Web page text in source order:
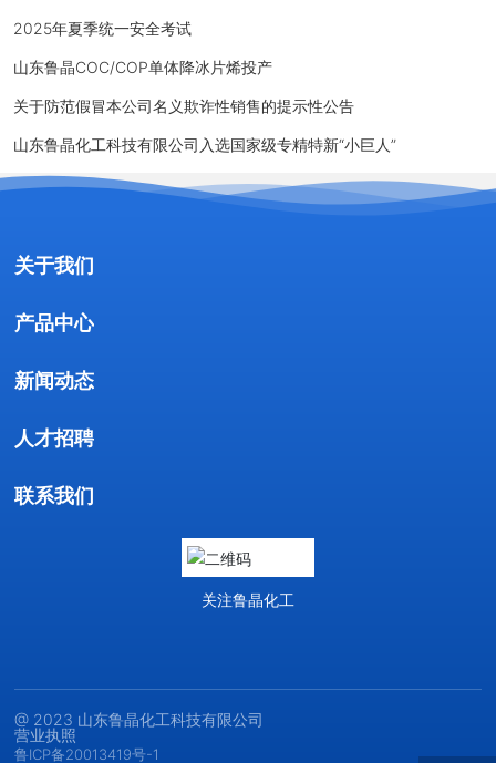
2025年夏季统一安全考试
山东鲁晶COC/COP单体降冰片烯投产
关于防范假冒本公司名义欺诈性销售的提示性公告
山东鲁晶化工科技有限公司入选国家级专精特新“小巨人”
关于我们
产品中心
新闻动态
人才招聘
联系我们
关注鲁晶化工
@ 2023 山东鲁晶化工科技有限公司
营业执照
鲁ICP备20013419号-1